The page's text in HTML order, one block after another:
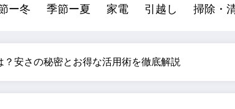
ー冬 季節ー夏 家電 引越し 掃除・
安さの秘密とお得な活用術を徹底解説